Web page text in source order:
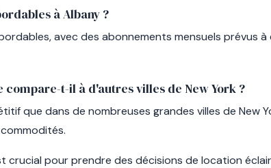
à Albany ?
avec des abonnements mensuels prévus à
compare-t-il à d'autres villes de New York ?
que dans de nombreuses grandes villes de New
crucial pour prendre des décisions de location